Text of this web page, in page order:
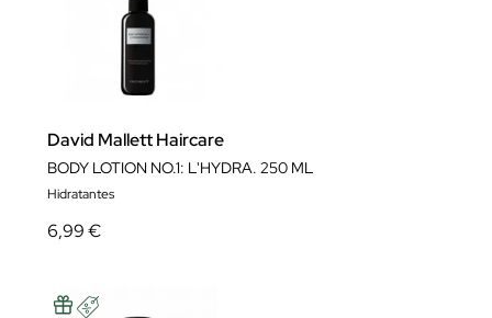
David Mallett Haircare
BODY LOTION NO.1: L'HYDRA. 250 ML
Hidratantes
6,99 €